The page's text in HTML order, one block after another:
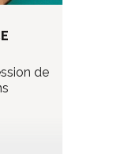
de